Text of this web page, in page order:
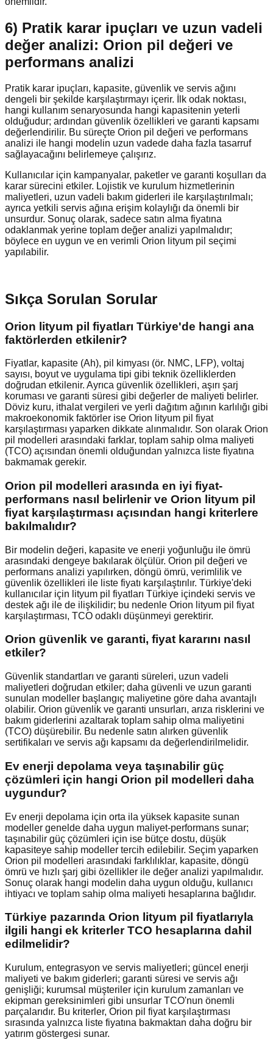
6) Pratik karar ipuçları ve uzun vadeli
değer analizi: Orion pil değeri ve
performans analizi
Pratik karar ipuçları, kapasite, güvenlik ve servis ağını
dengeli bir şekilde karşılaştırmayı içerir. İlk odak noktası,
hangi kullanım senaryosunda hangi kapasitenin yeterli
olduğudur; ardından güvenlik özellikleri ve garanti kapsamı
değerlendirilir. Bu süreçte Orion pil değeri ve performans
analizi ile hangi modelin uzun vadede daha fazla tasarruf
sağlayacağını belirlemeye çalışırız.
Kullanıcılar için kampanyalar, paketler ve garanti koşulları da
karar sürecini etkiler. Lojistik ve kurulum hizmetlerinin
maliyetleri, uzun vadeli bakım giderleri ile karşılaştırılmalı;
ayrıca yetkili servis ağına erişim kolaylığı da önemli bir
unsurdur. Sonuç olarak, sadece satın alma fiyatına
odaklanmak yerine toplam değer analizi yapılmalıdır;
böylece en uygun ve en verimli Orion lityum pil seçimi
yapılabilir.
Sıkça Sorulan Sorular
Orion lityum pil fiyatları Türkiye'de hangi ana
faktörlerden etkilenir?
Fiyatlar, kapasite (Ah), pil kimyası (ör. NMC, LFP), voltaj
sayısı, boyut ve uygulama tipi gibi teknik özelliklerden
doğrudan etkilenir. Ayrıca güvenlik özellikleri, aşırı şarj
koruması ve garanti süresi gibi değerler de maliyeti belirler.
Döviz kuru, ithalat vergileri ve yerli dağıtım ağının karlılığı gibi
makroekonomik faktörler ise Orion lityum pil fiyat
karşılaştırması yaparken dikkate alınmalıdır. Son olarak Orion
pil modelleri arasındaki farklar, toplam sahip olma maliyeti
(TCO) açısından önemli olduğundan yalnızca liste fiyatına
bakmamak gerekir.
Orion pil modelleri arasında en iyi fiyat-
performans nasıl belirlenir ve Orion lityum pil
fiyat karşılaştırması açısından hangi kriterlere
bakılmalıdır?
Bir modelin değeri, kapasite ve enerji yoğunluğu ile ömrü
arasındaki dengeye bakılarak ölçülür. Orion pil değeri ve
performans analizi yapılırken, döngü ömrü, verimlilik ve
güvenlik özellikleri ile liste fiyatı karşılaştırılır. Türkiye'deki
kullanıcılar için lityum pil fiyatları Türkiye içindeki servis ve
destek ağı ile de ilişkilidir; bu nedenle Orion lityum pil fiyat
karşılaştırması, TCO odaklı düşünmeyi gerektirir.
Orion güvenlik ve garanti, fiyat kararını nasıl
etkiler?
Güvenlik standartları ve garanti süreleri, uzun vadeli
maliyetleri doğrudan etkiler; daha güvenli ve uzun garanti
sunulan modeller başlangıç maliyetine göre daha avantajlı
olabilir. Orion güvenlik ve garanti unsurları, arıza risklerini ve
bakım giderlerini azaltarak toplam sahip olma maliyetini
(TCO) düşürebilir. Bu nedenle satın alırken güvenlik
sertifikaları ve servis ağı kapsamı da değerlendirilmelidir.
Ev enerji depolama veya taşınabilir güç
çözümleri için hangi Orion pil modelleri daha
uygundur?
Ev enerji depolama için orta ila yüksek kapasite sunan
modeller genelde daha uygun maliyet-performans sunar;
taşınabilir güç çözümleri için ise bütçe dostu, düşük
kapasiteye sahip modeller tercih edilebilir. Seçim yaparken
Orion pil modelleri arasındaki farklılıklar, kapasite, döngü
ömrü ve hızlı şarj gibi özellikler ile değer analizi yapılmalıdır.
Sonuç olarak hangi modelin daha uygun olduğu, kullanıcı
ihtiyacı ve toplam sahip olma maliyeti hesaplarına bağlıdır.
Türkiye pazarında Orion lityum pil fiyatlarıyla
ilgili hangi ek kriterler TCO hesaplarına dahil
edilmelidir?
Kurulum, entegrasyon ve servis maliyetleri; güncel enerji
maliyeti ve bakım giderleri; garanti süresi ve servis ağı
genişliği; kurumsal müşteriler için kurulum zamanları ve
ekipman gereksinimleri gibi unsurlar TCO'nun önemli
parçalarıdır. Bu kriterler, Orion pil fiyat karşılaştırması
sırasında yalnızca liste fiyatına bakmaktan daha doğru bir
yatırım göstergesi sunar.